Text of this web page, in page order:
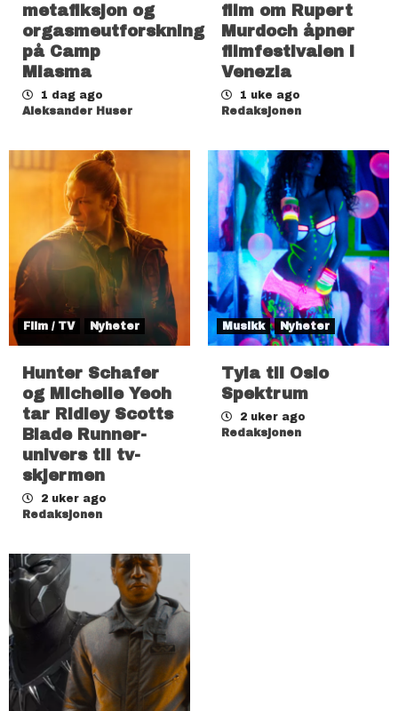
metafiksjon og
orgasmeutforskning
på Camp
Miasma
1 dag ago
Aleksander Huser
film om Rupert
Murdoch åpner
filmfestivalen i
Venezia
1 uke ago
Redaksjonen
Film / TV Nyheter
Hunter Schafer
og Michelle Yeoh
tar Ridley Scotts
Blade Runner-
univers til tv-
skjermen
2 uker ago
Redaksjonen
Musikk Nyheter
Tyla til Oslo
Spektrum
2 uker ago
Redaksjonen